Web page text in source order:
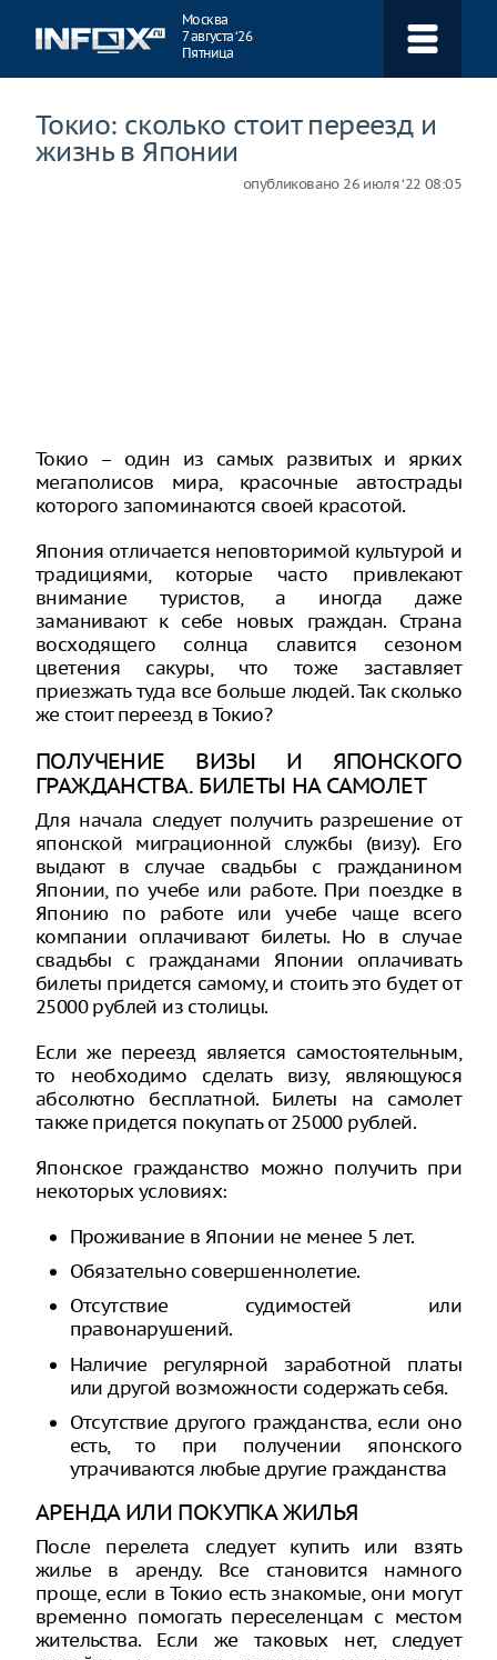
Москва
7 августа ‘26
Пятница
Токио: сколько стоит переезд и
жизнь в Японии
опубликовано 26 июля ‘22 08:05
Токио – один из самых развитых и ярких
мегаполисов мира, красочные автострады
которого запоминаются своей красотой.
Япония отличается неповторимой культурой и
традициями, которые часто привлекают
внимание туристов, а иногда даже
заманивают к себе новых граждан. Страна
восходящего солнца славится сезоном
цветения сакуры, что тоже заставляет
приезжать туда все больше людей. Так сколько
же стоит переезд в Токио?
ПОЛУЧЕНИЕ ВИЗЫ И ЯПОНСКОГО
ГРАЖДАНСТВА. БИЛЕТЫ НА САМОЛЕТ
Для начала следует получить разрешение от
японской миграционной службы (визу). Его
выдают в случае свадьбы с гражданином
Японии, по учебе или работе. При поездке в
Японию по работе или учебе чаще всего
компании оплачивают билеты. Но в случае
свадьбы с гражданами Японии оплачивать
билеты придется самому, и стоить это будет от
25000 рублей из столицы.
Если же переезд является самостоятельным,
то необходимо сделать визу, являющуюся
абсолютно бесплатной. Билеты на самолет
также придется покупать от 25000 рублей.
Японское гражданство можно получить при
некоторых условиях:
Проживание в Японии не менее 5 лет.
Обязательно совершеннолетие.
Отсутствие судимостей или
правонарушений.
Наличие регулярной заработной платы
или другой возможности содержать себя.
Отсутствие другого гражданства, если оно
есть, то при получении японского
утрачиваются любые другие гражданства
АРЕНДА ИЛИ ПОКУПКА ЖИЛЬЯ
После перелета следует купить или взять
жилье в аренду. Все становится намного
проще, если в Токио есть знакомые, они могут
временно помогать переселенцам с местом
жительства. Если же таковых нет, следует